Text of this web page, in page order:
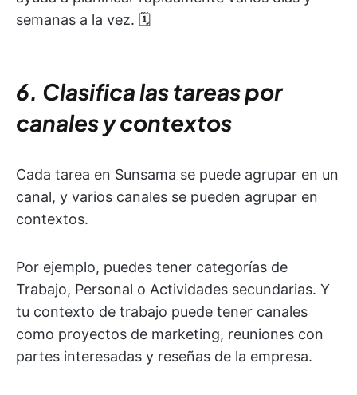
semanas a la vez. 🗓️
6. Clasifica las tareas por
canales y contextos
Cada tarea en Sunsama se puede agrupar en un
canal, y varios canales se pueden agrupar en
contextos.
Por ejemplo, puedes tener categorías de
Trabajo, Personal o Actividades secundarias. Y
tu contexto de trabajo puede tener canales
como proyectos de marketing, reuniones con
partes interesadas y reseñas de la empresa.